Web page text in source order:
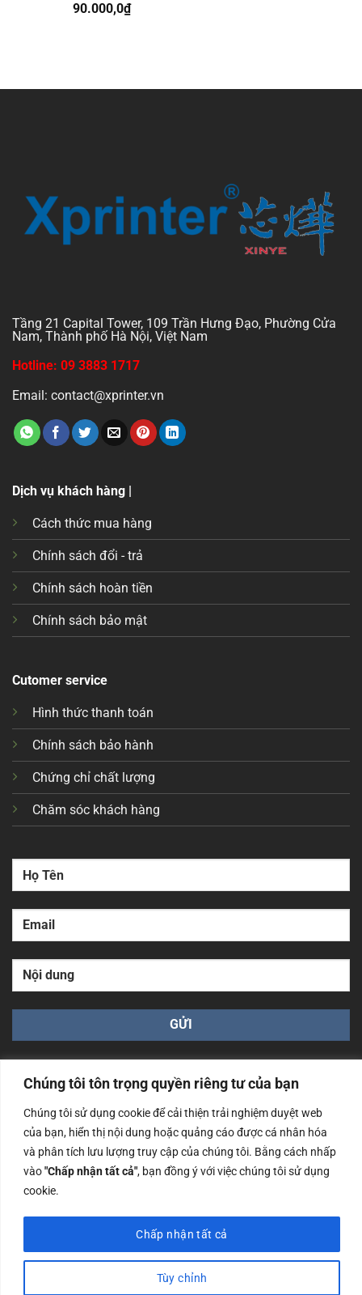
Chúng tôi tôn trọng quyền riêng tư của bạn
Chúng tôi sử dụng cookie để cải thiện trải nghiệm duyệt web
của bạn, hiển thị nội dung hoặc quảng cáo được cá nhân hóa
và phân tích lưu lượng truy cập của chúng tôi. Bằng cách nhấp
vào"Chấp nhận tất cả", bạn đồng ý với việc chúng tôi sử dụng
cookie.
Tùy chỉnh
Chấp nhận tất cả
90.000,0₫
Tầng 21 Capital Tower, 109 Trần Hưng Đạo, Phường Cửa
Nam, Thành phố Hà Nội, Việt Nam
Hotline: 09 3883 1717
Email: contact@xprinter.vn
Dịch vụ khách hàng |
Cách thức mua hàng
Chính sách đổi - trả
Chính sách hoàn tiền
Chính sách bảo mật
Cutomer service
Hình thức thanh toán
Chính sách bảo hành
Chứng chỉ chất lượng
Chăm sóc khách hàng
Công ty TNHH Nam Bình Xương - Số ĐKKD: 0108783483
cấp ngày 14/06/2019 bởi Sở Kế Hoạch và Đầu Tư Tp. Hà
Nội
Copyrights @2023 Nam Binh Xuong. All Rights Reserved